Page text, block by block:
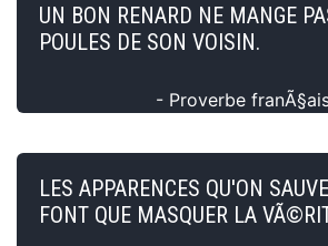
UN BON RENARD NE MANGE
POULES DE SON VOISIN.
- Proverbe
LES APPARENCES QU'ON
FONT QUE MASQUER LA